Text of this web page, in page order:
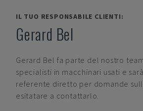
IL TUO RESPONSABILE CLIENTI:
Gerard Bel
Gerard Bel fa parte del nostro
specialisti in macchinari usati e
referente diretto per domande
esitatare a contattarlo.